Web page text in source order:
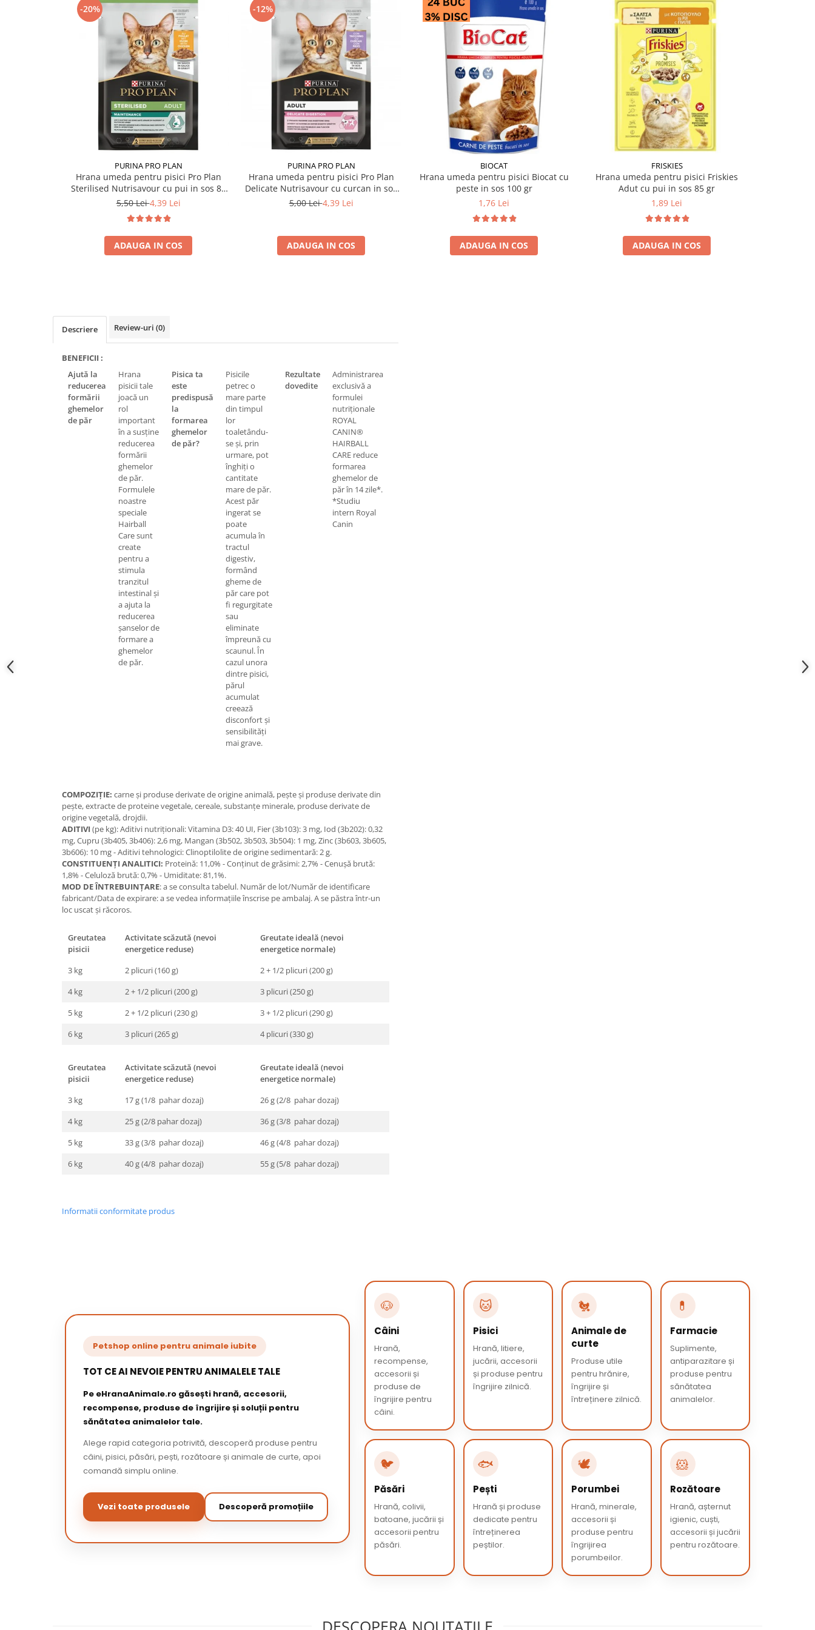
-20%
PURINA PRO PLAN
Hrana umeda pentru pisici Pro Plan
Sterilised Nutrisavour cu pui in sos 85
gr
5,50 Lei4,39 Lei
ADAUGA IN COS
-12%
PURINA PRO PLAN
Hrana umeda pentru pisici Pro Plan
Delicate Nutrisavour cu curcan in sos
85 gr
5,00 Lei4,39 Lei
ADAUGA IN COS
BIOCAT
Hrana umeda pentru pisici Biocat cu
peste in sos 100 gr
1,76 Lei
ADAUGA IN COS
FRISKIES
Hrana umeda pentru pisici Friskies
Adut cu pui in sos 85 gr
1,89 Lei
ADAUGA IN COS
Descriere Review-uri (0)
BENEFICII :
Ajută la
reducerea
formării
ghemelor
de păr
Hrana
pisicii tale
joacă un
rol
important
în a susține
reducerea
formării
ghemelor
de păr.
Formulele
noastre
speciale
Hairball
Care sunt
create
pentru a
stimula
tranzitul
intestinal și
a ajuta la
reducerea
șanselor de
formare a
ghemelor
de păr.
Pisica ta
este
predispusă
la
formarea
ghemelor
de păr?
Pisicile
petrec o
mare parte
din timpul
lor
toaletându-
se și, prin
urmare, pot
înghiți o
cantitate
mare de păr.
Acest păr
ingerat se
poate
acumula în
tractul
digestiv,
formând
gheme de
păr care pot
fi regurgitate
sau
eliminate
împreună cu
scaunul. În
cazul unora
dintre pisici,
părul
acumulat
creează
disconfort și
sensibilități
mai grave.
Rezultate
dovedite
Administrarea
exclusivă a
formulei
nutriționale
ROYAL
CANIN®
HAIRBALL
CARE reduce
formarea
ghemelor de
păr în 14 zile*.
*Studiu
intern Royal
Canin
COMPOZIŢIE: carne şi produse derivate de origine animală, peşte şi produse derivate din
peşte, extracte de proteine vegetale, cereale, substanţe minerale, produse derivate de
origine vegetală, drojdii.
ADITIVI (pe kg): Aditivi nutriţionali: Vitamina D3: 40 UI, Fier (3b103): 3 mg, Iod (3b202): 0,32
mg, Cupru (3b405, 3b406): 2,6 mg, Mangan (3b502, 3b503, 3b504): 1 mg, Zinc (3b603, 3b605,
3b606): 10 mg - Aditivi tehnologici: Clinoptilolite de origine sedimentară: 2 g.
CONSTITUENŢI ANALITICI: Proteină: 11,0% - Conţinut de grăsimi: 2,7% - Cenuşă brută:
1,8% - Celuloză brută: 0,7% - Umiditate: 81,1%.
MOD DE ÎNTREBUINŢARE: a se consulta tabelul. Număr de lot/Număr de identificare
fabricant/Data de expirare: a se vedea informaţiile înscrise pe ambalaj. A se păstra într-un
loc uscat şi răcoros.
Greutatea
pisicii
Activitate scăzută (nevoi
energetice reduse)
Greutate ideală (nevoi
energetice normale)
3 kg
2 plicuri (160 g)
2 + 1/2 plicuri (200 g)
4 kg
2 + 1/2 plicuri (200 g)
3 plicuri (250 g)
5 kg
2 + 1/2 plicuri (230 g)
3 + 1/2 plicuri (290 g)
6 kg
3 plicuri (265 g) 4 plicuri (330 g)
Greutatea
pisicii
Activitate scăzută (nevoi
energetice reduse)
Greutate ideală (nevoi
energetice normale)
3 kg
17 g (1/8 pahar dozaj)
26 g (2/8 pahar dozaj)
4 kg
25 g (2/8 pahar dozaj)
36 g (3/8 pahar dozaj)
5 kg
33 g (3/8 pahar dozaj)
46 g (4/8 pahar dozaj)
6 kg
40 g (4/8 pahar dozaj) 55 g (5/8 pahar dozaj)
Informatii conformitate produs
Petshop online pentru animale iubite
TOT CE AI NEVOIE PENTRU ANIMALELE TALE
Pe eHranaAnimale.ro găsești hrană, accesorii,
recompense, produse de îngrijire și soluții pentru
sănătatea animalelor tale.
Alege rapid categoria potrivită, descoperă produse pentru
câini, pisici, păsări, pești, rozătoare și animale de curte, apoi
comandă simplu online.
Vezi toate produsele Descoperă promoțiile
🐶
Câini
Hrană,
recompense,
accesorii și
produse de
îngrijire pentru
câini.
🐱
Pisici
Hrană, litiere,
jucării, accesorii
și produse pentru
îngrijire zilnică.
🐔
Animale de
curte
Produse utile
pentru hrănire,
îngrijire și
întreținere zilnică.
💊
Farmacie
Suplimente,
antiparazitare și
produse pentru
sănătatea
animalelor.
🐦
Păsări
Hrană, colivii,
batoane, jucării și
accesorii pentru
păsări.
🐟
Pești
Hrană și produse
dedicate pentru
întreținerea
peștilor.
🕊️
Porumbei
Hrană, minerale,
accesorii și
produse pentru
îngrijirea
porumbeilor.
🐹
Rozătoare
Hrană, așternut
igienic, cuști,
accesorii și jucării
pentru rozătoare.